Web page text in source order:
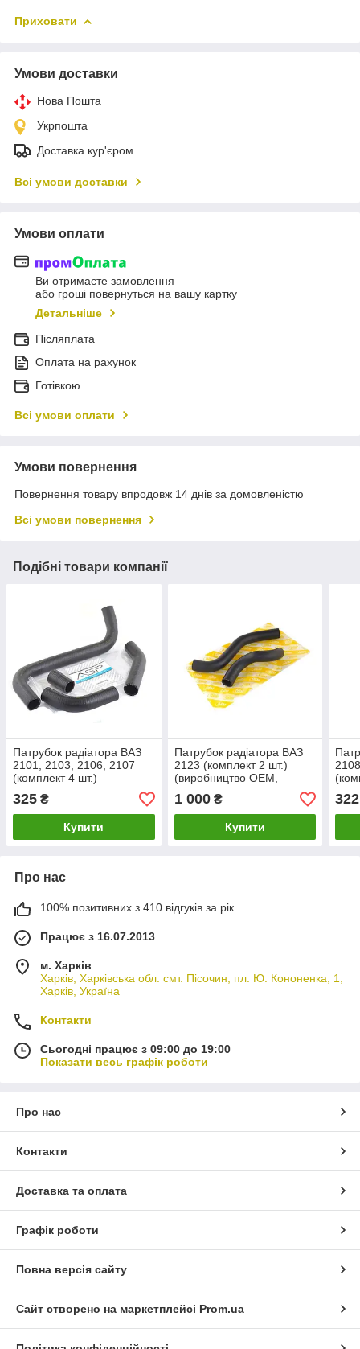
Приховати
Умови доставки
Нова Пошта
Укрпошта
Доставка кур'єром
Всі умови доставки
Умови оплати
Ви отримаєте замовлення
або гроші повернуться на вашу картку
Детальніше
Післяплата
Оплата на рахунок
Готівкою
Всі умови оплати
Умови повернення
Повернення товару впродовж 14 днів за домовленістю
Всі умови повернення
Подібні товари компанії
Патрубок радіатора ВАЗ
2101, 2103, 2106, 2107
(комплект 4 шт.)
алюмінієвий (ASR, Чехія)
325 ₴
Купити
Патрубок радіатора ВАЗ
2123 (комплект 2 шт.)
(виробництво OEM,
1 000₴
Купити
322
Про нас
100% позитивних з 410 відгуків за рік
Працює з 16.07.2013
м. Харків
Харків, Харківська обл. смт. Пісочин, пл. Ю. Кононенка, 1,
Харків, Україна
Контакти
Сьогодні працює з 09:00 до 19:00
Показати весь графік роботи
Про нас
Контакти
Доставка та оплата
Графік роботи
Повна версія сайту
Сайт створено на маркетплейсі Prom.ua